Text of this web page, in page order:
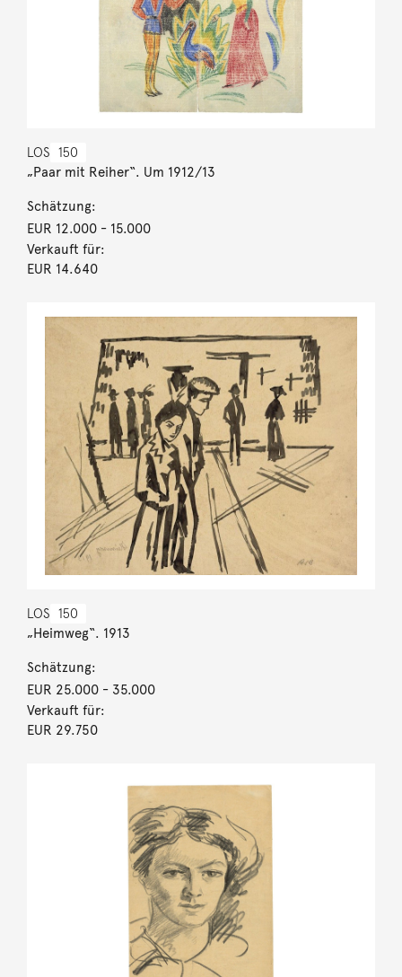
LOS 150
„Paar mit Reiher“. Um 1912/13
Schätzung:
EUR 12.000- 15.000
Verkauft für:
EUR 14.640
LOS 150
„Heimweg“. 1913
Schätzung:
EUR 25.000- 35.000
Verkauft für:
EUR 29.750